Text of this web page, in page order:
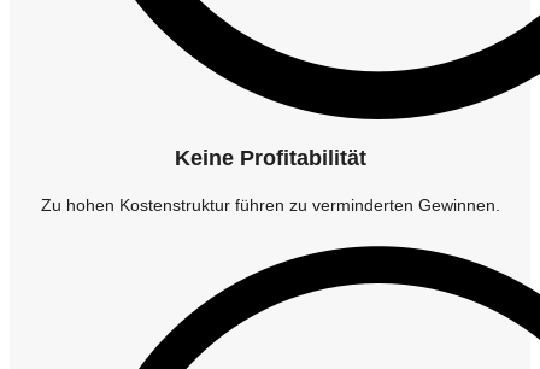
Keine Profitabilität
Zu hohen Kostenstruktur führen zu verminderten Gewinnen.